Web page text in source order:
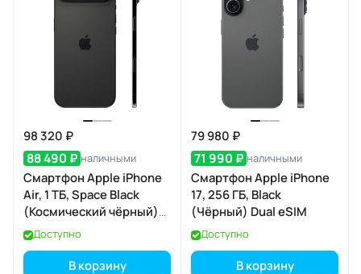
98 320 ₽
88 490 ₽ наличными
Смартфон Apple iPhone
Air, 1 ТБ, Space Black
(Космический чёрный)
Dual eSIM
Доступно
В корзину
79 980 ₽
71 990 ₽ наличными
Смартфон Apple iPhone
17, 256 ГБ, Black
(Чёрный) Dual eSIM
Доступно
В корзину